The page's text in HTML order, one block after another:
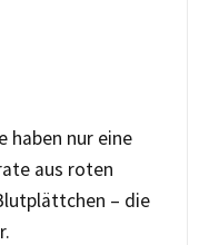
haben nur eine
aus roten
– die